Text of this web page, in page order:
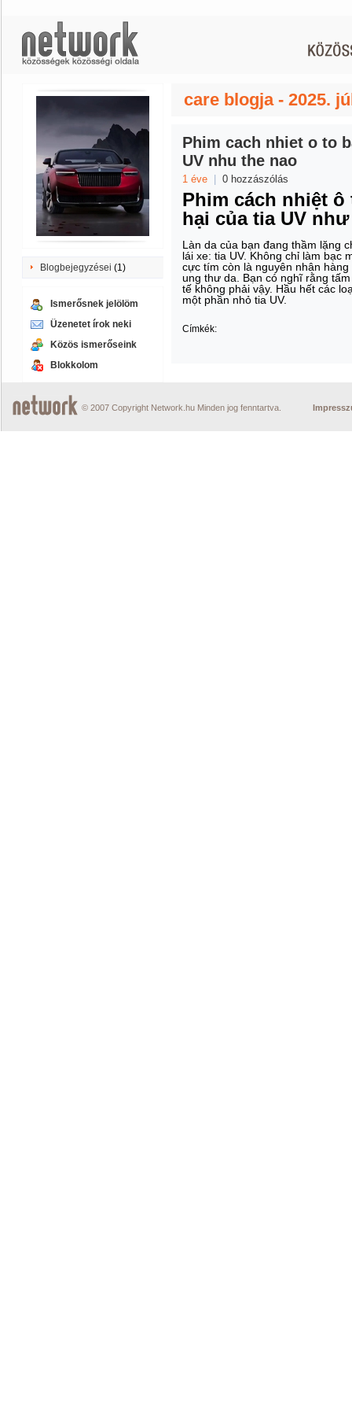
Blogbejegyzései (1)
Ismerősnek jelölöm
Üzenetet írok neki
Közös ismerőseink
Blokkolom
care blogja - 2025.
Phim cach nhiet o to
UV nhu the nao
1 éve 0 hozzászólás
Phim cách nhiệt
hại của tia UV
Làn da của bạn đang thầm lặng
lái xe: tia UV. Không chỉ làm bạc
cực tím còn là nguyên nhân
ung thư da. Bạn có nghĩ rằng
tế không phải vậy. Hầu hết các
một phần nhỏ tia UV.
Címkék:
© 2007 Copyright Network.hu Minden jog fenntartva.